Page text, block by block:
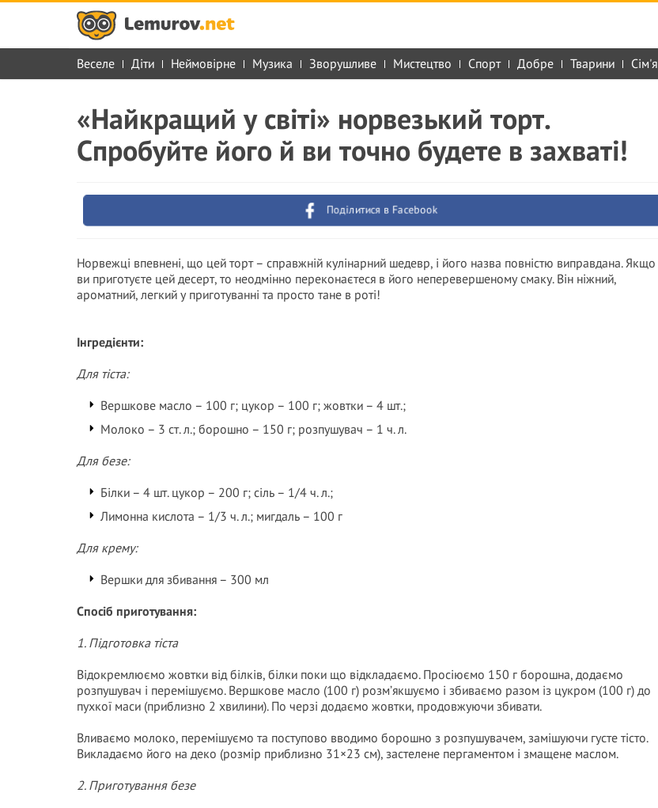
Веселе Діти Неймовірне Музика Зворушливе Мистецтво Спорт Добре Тварини Сім'я
«Найкращий у світі» норвезький торт.
Спробуйте його й ви точно будете в захваті!
Поділитися в Facebook
Норвежці впевнені, що цей торт – справжній кулінарний шедевр, і його назва повністю виправдана. Якщо
ви приготуєте цей десерт, то неодмінно переконаєтеся в його неперевершеному смаку. Він ніжний,
ароматний, легкий у приготуванні та просто тане в роті!
Інгредієнти:
Для тіста:
Вершкове масло – 100 г; цукор – 100 г; жовтки – 4 шт.;
Молоко – 3 ст. л.; борошно – 150 г; розпушувач – 1 ч. л.
Для безе:
Білки – 4 шт. цукор – 200 г; сіль – 1/4 ч. л.;
Лимонна кислота – 1/3 ч. л.; мигдаль – 100 г
Для крему:
Вершки для збивання – 300 мл
Спосіб приготування:
1. Підготовка тіста
Відокремлюємо жовтки від білків, білки поки що відкладаємо. Просіюємо 150 г борошна, додаємо
розпушувач і перемішуємо. Вершкове масло (100 г) розм’якшуємо і збиваємо разом із цукром (100 г) до
пухкої маси (приблизно 2 хвилини). По черзі додаємо жовтки, продовжуючи збивати.
Вливаємо молоко, перемішуємо та поступово вводимо борошно з розпушувачем, замішуючи густе тісто.
Викладаємо його на деко (розмір приблизно 31×23 см), застелене пергаментом і змащене маслом.
2. Приготування безе